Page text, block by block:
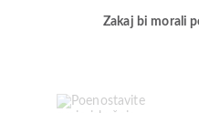
Zakaj bi morali